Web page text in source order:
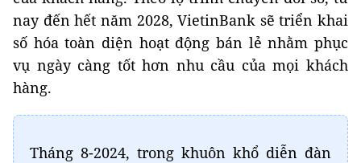
nay đến hết năm 2028, VietinBank sẽ triển khai
số hóa toàn diện hoạt động bán lẻ nhằm phục
vụ ngày càng tốt hơn nhu cầu của mọi khách
hàng.
Tháng 8-2024, trong khuôn khổ diễn đàn